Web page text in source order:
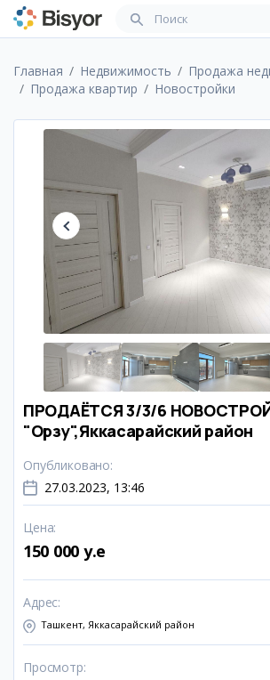
Главная Недвижимость
Продажа
Продажа квартир
Новостройки
ПРОДАЁТСЯ 3/3/6
"Орзу",Яккасарайский район
Опубликовано:
27.03.2023, 13:46
Цена:
150 000 y.e
Адрес:
Ташкент, Яккасарайский район
Просмотр: